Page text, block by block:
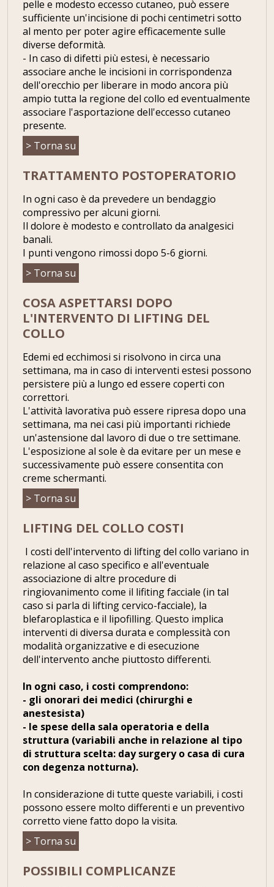
pelle e modesto eccesso cutaneo, può essere
sufficiente un'incisione di pochi centimetri sotto
al mento per poter agire efficacemente sulle
diverse deformità.
- In caso di difetti più estesi, è necessario
associare anche le incisioni in corrispondenza
dell'orecchio per liberare in modo ancora più
ampio tutta la regione del collo ed eventualmente
associare l'asportazione dell'eccesso cutaneo
presente.
> Torna su
TRATTAMENTO POSTOPERATORIO
In ogni caso è da prevedere un bendaggio
compressivo per alcuni giorni.
Il dolore è modesto e controllato da analgesici
banali.
I punti vengono rimossi dopo 5-6 giorni.
> Torna su
COSA ASPETTARSI DOPO
L'INTERVENTO DI LIFTING DEL
COLLO
Edemi ed ecchimosi si risolvono in circa una
settimana, ma in caso di interventi estesi possono
persistere più a lungo ed essere coperti con
correttori.
L'attività lavorativa può essere ripresa dopo una
settimana, ma nei casi più importanti richiede
un'astensione dal lavoro di due o tre settimane.
L'esposizione al sole è da evitare per un mese e
successivamente può essere consentita con
creme schermanti.
> Torna su
LIFTING DEL COLLO COSTI
I costi dell'intervento di lifting del collo variano in
relazione al caso specifico e all'eventuale
associazione di altre procedure di
ringiovanimento come il lifiting facciale (in tal
caso si parla di lifting cervico-facciale), la
blefaroplastica e il lipofilling. Questo implica
interventi di diversa durata e complessità con
modalità organizzative e di esecuzione
dell'intervento anche piuttosto differenti.
In ogni caso, i costi comprendono:
- gli onorari dei medici (chirurghi e
anestesista)
- le spese della sala operatoria e della
struttura (variabili anche in relazione al tipo
di struttura scelta: day surgery o casa di cura
con degenza notturna).
In considerazione di tutte queste variabili, i costi
possono essere molto differenti e un preventivo
corretto viene fatto dopo la visita.
> Torna su
POSSIBILI COMPLICANZE